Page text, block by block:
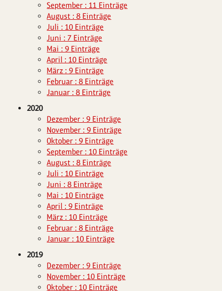
September : 11 Einträge
August : 8 Einträge
Juli : 10 Einträge
Juni : 7 Einträge
Mai : 9 Einträge
April : 10 Einträge
März : 9 Einträge
Februar : 8 Einträge
Januar : 8 Einträge
2020
Dezember : 9 Einträge
November : 9 Einträge
Oktober : 9 Einträge
September : 10 Einträge
August : 8 Einträge
Juli : 10 Einträge
Juni : 8 Einträge
Mai : 10 Einträge
April : 9 Einträge
März : 10 Einträge
Februar : 8 Einträge
Januar : 10 Einträge
2019
Dezember : 9 Einträge
November : 10 Einträge
Oktober : 10 Einträge